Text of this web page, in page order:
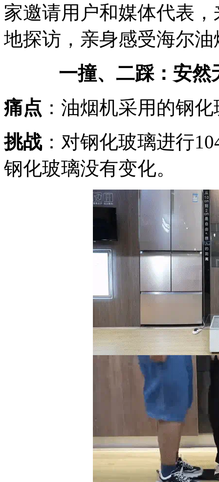
家邀请用户和媒体代表
地探访，亲身感受海尔
一撞、二踩：安然
痛点 ：油烟机采用的钢
挑战：对钢化玻璃进行
钢化玻璃没有变化。